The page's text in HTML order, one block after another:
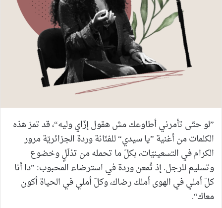
”لو حتّى تأمرني أطاوعك مش هقول إزّاي وليه“، قد تمرّ هذه
الكلمات من أغنية ”يا سيدي“ للفنّانة وردة الجزائريّة مرور
الكرام في التسعينيّات، بكلّ ما تحمله من تذلّلٍ وخضوع
وتسليم للرجل. إذ تُمعن وردة في استرضاء المحبوب: ”دا أنا
كلّ أملي في الهوى أملك رضاك، وكلّ أملي في الحياة أكون
معاك“.